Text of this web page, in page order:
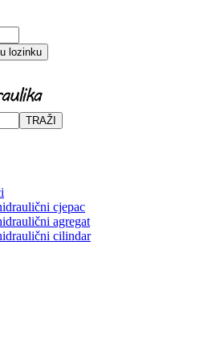
lozinku
TRAŽI
cjepac
agregat
cilindar